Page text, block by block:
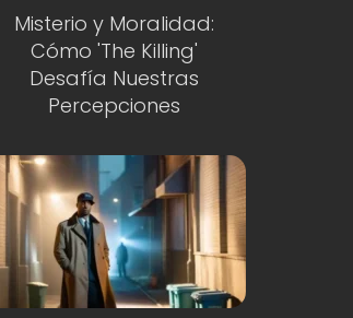
Misterio y Moralidad:
Cómo 'The Killing'
Desafía Nuestras
Percepciones